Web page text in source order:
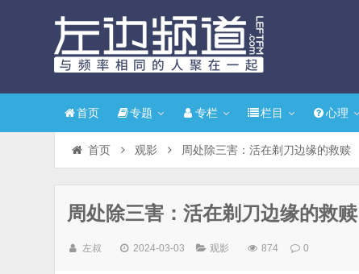
首页 专题 专栏 栏目 心理
首页 观影 周处除三害：活在剃刀边缘的救赎
周处除三害：活在剃刀边缘的救赎
左叔 2024-03-03 观影 874 0